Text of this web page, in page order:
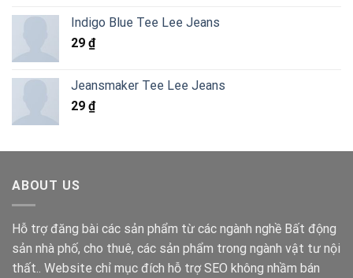
Indigo Blue Tee Lee Jeans
29 ₫
Jeansmaker Tee Lee Jeans
29 ₫
ABOUT US
Hỗ trợ đăng bài các sản phẩm từ các ngành nghề Bất động
sản nhà phố, cho thuê, các sản phẩm trong ngành vật tư nội
thất.. Website chỉ mục đích hỗ trợ SEO không nhầm bán